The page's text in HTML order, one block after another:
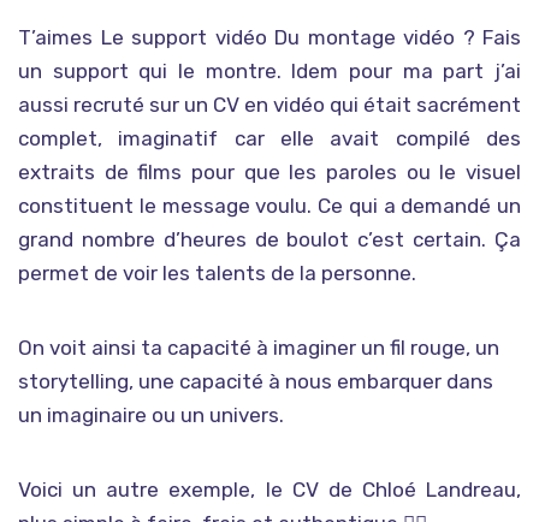
T’aimes Le support vidéo Du montage vidéo ? Fais
un support qui le montre. Idem pour ma part j’ai
aussi recruté sur un CV en vidéo qui était sacrément
complet, imaginatif car elle avait compilé des
extraits de films pour que les paroles ou le visuel
constituent le message voulu. Ce qui a demandé un
grand nombre d’heures de boulot c’est certain. Ça
permet de voir les talents de la personne.
On voit ainsi ta capacité à imaginer un fil rouge, un
storytelling, une capacité à nous embarquer dans
un imaginaire ou un univers.
Voici un autre exemple, le CV de Chloé Landreau,